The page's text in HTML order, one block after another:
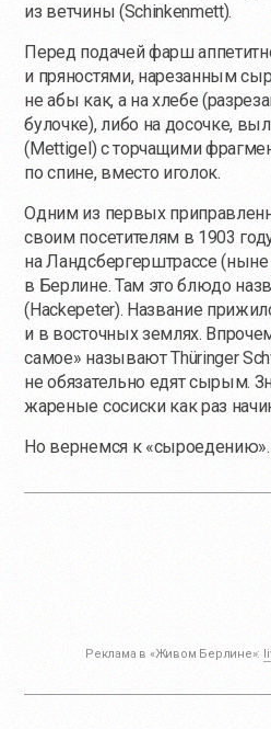
из ветчины (Schinkenmett).
Перед подачей фарш
и пряностями, нарезанным
не абы как, а на хлебе
булочке), либо на досочке,
(Mettigel) с торчащими
по спине, вместо иголок.
Одним из первых
своим посетителям в 1903
на Ландсбергерштрассе
в Берлине. Там это блюдо
(Hackepeter). Название
и в восточных землях.
самое» называют Thüringer
не обязательно едят сырым.
жареные сосиски как раз
Но вернемся к «сыроедению».
Реклама в «Живом Берлине»: